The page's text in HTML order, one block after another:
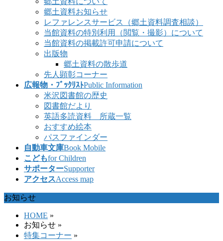
郷土資料お知らせ
レファレンスサービス（郷土資料調査相談）
当館資料の特別利用（閲覧・撮影）について
当館資料の掲載許可申請について
出版物
郷土資料の散歩道
先人顕彰コーナー
広報物・ﾌﾞｯｸﾘｽﾄPublic Information
米沢図書館の歴史
図書館だより
英語多読資料 所蔵一覧
おすすめ絵本
パスファインダー
自動車文庫Book Mobile
こどもfor Children
サポーターSupporter
アクセスAccess map
お知らせ
HOME »
お知らせ »
特集コーナー »